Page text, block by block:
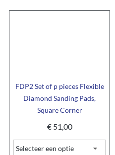
FDP2 Set of p pieces Flexible
Diamond Sanding Pads,
Square Corner
€51,00